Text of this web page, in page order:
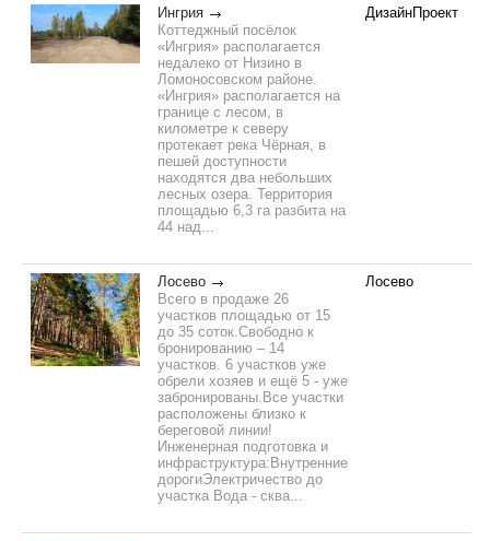
Ингрия
Коттеджный посёлок
«Ингрия» располагается
недалеко от Низино в
Ломоносовском районе.
«Ингрия» располагается на
границе с лесом, в
километре к северу
протекает река Чёрная, в
пешей доступности
находятся два небольших
лесных озера. Территория
площадью 6,3 га разбита на
44 над...
ДизайнПроект
Лосево
Всего в продаже 26
участков площадью от 15
до 35 соток.Свободно к
бронированию – 14
участков. 6 участков уже
обрели хозяев и ещё 5 - уже
забронированы.Все участки
расположены близко к
береговой линии!
Инженерная подготовка и
инфраструктура:Внутренние
дорогиЭлектричество до
участка Вода - сква...
Лосево